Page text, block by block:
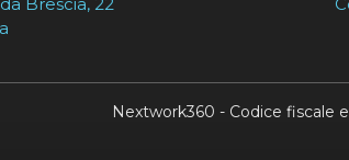
Nextwork360 - Codice fiscale